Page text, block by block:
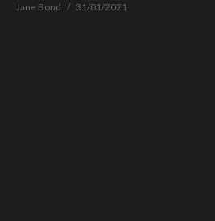
Jane Bond 31/01/2021